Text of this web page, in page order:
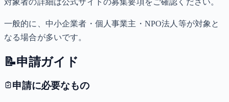
対象者の詳細は公式サイトの募集要項をご確認ください。
一般的に、中小企業者・個人事業主・NPO法人等が対象と
なる場合が多いです。
📝申請ガイド
申請に必要なもの